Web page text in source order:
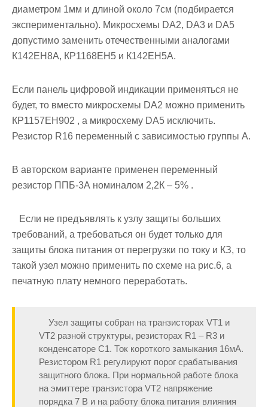
диаметром 1мм и длиной около 7см (подбирается
экспериментально). Микросхемы DA2, DA3 и DA5
допустимо заменить отечественными аналогами
К142ЕН8А, КР1168ЕН5 и К142ЕН5А.
Если панель цифровой индикации применяться не
будет, то вместо микросхемы DA2 можно применить
КР1157ЕН902 , а микросхему DA5 исключить.
Резистор R16 переменный с зависимостью группы А.
В авторском варианте применен переменный
резистор ППБ-3А номиналом 2,2К – 5% .
Если не предъявлять к узлу защиты больших
требований, а требоваться он будет только для
защиты блока питания от перегрузки по току и КЗ, то
такой узел можно применить по схеме на рис.6, а
печатную плату немного переработать.
Узел защиты собран на транзисторах VT1 и
VT2 разной структуры, резисторах R1 – R3 и
конденсаторе С1. Ток короткого замыкания 16мА.
Резистором R1 регулируют порог срабатывания
защитного блока. При нормальной работе блока
на эмиттере транзистора VT2 напряжение
порядка 7 В и на работу блока питания влияния